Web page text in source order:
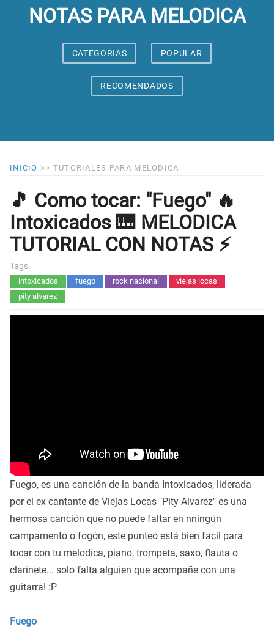
NOTAS PARA MELODICA
CATEGORIAS POPULAR
RECOMENDADOS
INICIO >> TUTORIALES PARA MELODICA
🎵 Como tocar: "Fuego" 🔥
Intoxicados 🎹 MELODICA
TUTORIAL CON NOTAS ⚡
Tags
intoxicados fuego rock nacional
viejas locas
pity alvarez
Fuego, es una canción de la banda Intoxicados, liderada
por el ex cantante de Viejas Locas "Pity Alvarez" es una
hermosa canción que no puede faltar en nningún
campamento o fogón, este punteo está bien facil para
tocar con tu melodica, piano, trompeta, saxo, flauta o
clarinete... solo falta alguien que acompañe con una
guitarra! :P
Fuego